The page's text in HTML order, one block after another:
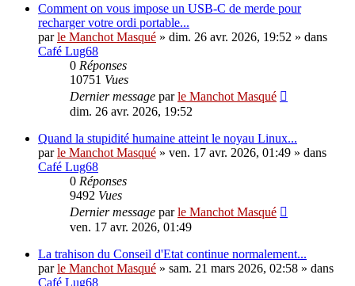
Comment on vous impose un USB-C de merde pour
recharger votre ordi portable...
parle Manchot Masqué » dim. 26 avr. 2026, 19:52 » dans
Café Lug68
0 Réponses
10751 Vues
Dernier message parle Manchot Masqué
dim. 26 avr. 2026, 19:52
Quand la stupidité humaine atteint le noyau Linux...
parle Manchot Masqué » ven. 17 avr. 2026, 01:49 » dans
Café Lug68
0 Réponses
9492 Vues
Dernier message parle Manchot Masqué
ven. 17 avr. 2026, 01:49
La trahison du Conseil d'Etat continue normalement...
parle Manchot Masqué » sam. 21 mars 2026, 02:58 » dans
Café Lug68